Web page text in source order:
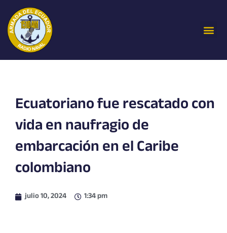
contenido
Ecuatoriano fue rescatado con
vida en naufragio de
embarcación en el Caribe
colombiano
julio 10, 2024 1:34 pm